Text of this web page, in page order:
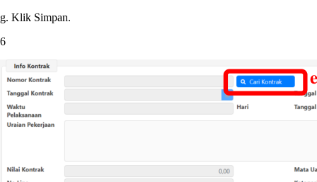
g. Klik Simpan.
6